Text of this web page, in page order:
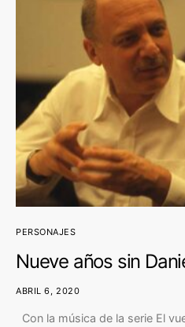
PERSONAJES
Nueve años sin
ABRIL 6, 2020
Con la música de la serie El